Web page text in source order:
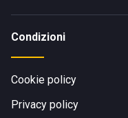
Condizioni
Cookie policy
Privacy policy